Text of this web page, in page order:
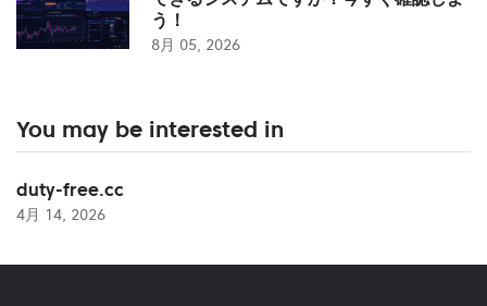
う！
8月 05, 2026
You may be interested in
duty-free.cc
4月 14, 2026